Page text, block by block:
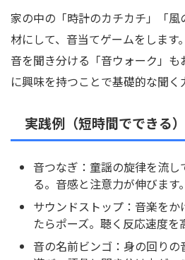
家の中の「時計のカチカチ」「
材にして、音当てゲームをします
音を聞き分ける「音ウォーク」
に興味を持つことで基礎的な聞く
実践例（短時間でできる）
音つなぎ：童謡の旋律を流
る。音感と注意力が伸びます。
サウンドストップ：音楽をか
たらポーズ。聴く反応速度を
音の名前ビンゴ：身の回り